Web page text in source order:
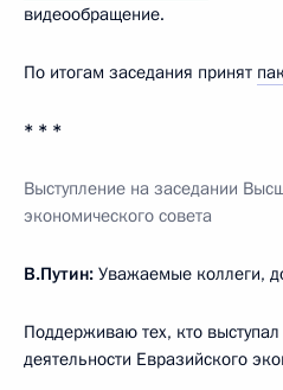
видеообращение.
По итогам заседания принят
* * *
Выступление на заседании
экономического совета
В.Путин: Уважаемые коллеги,
Поддерживаю тех, кто
деятельности Евразийского